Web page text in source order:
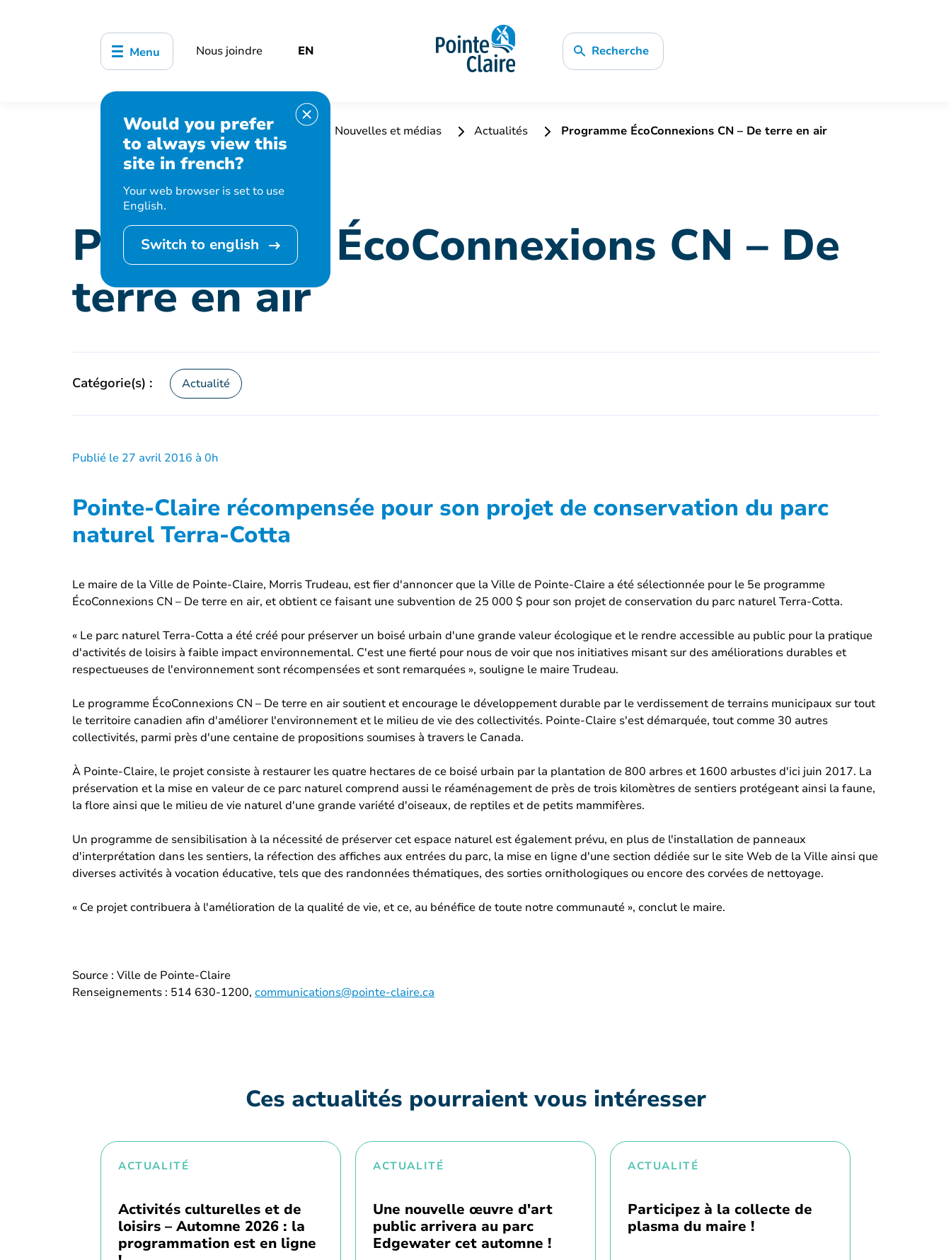
Menu Nous joindre EN Recherche
Would you prefer
to always view this
site in french?
Your web browser is set to use
English.
Switch to english
Accueil Organisation municipale Nouvelles et médias Actualités Programme ÉcoConnexions CN – De terre en air
Programme ÉcoConnexions CN – De
terre en air
Catégorie(s) : Actualité
Publié le 27 avril 2016 à 0h
Pointe-Claire récompensée pour son projet de conservation du parc
naturel Terra-Cotta
Le maire de la Ville de Pointe-Claire, Morris Trudeau, est fier d'annoncer que la Ville de Pointe-Claire a été sélectionnée pour le 5e programme
ÉcoConnexions CN – De terre en air, et obtient ce faisant une subvention de 25 000 $ pour son projet de conservation du parc naturel Terra-Cotta.
« Le parc naturel Terra-Cotta a été créé pour préserver un boisé urbain d'une grande valeur écologique et le rendre accessible au public pour la pratique
d'activités de loisirs à faible impact environnemental. C'est une fierté pour nous de voir que nos initiatives misant sur des améliorations durables et
respectueuses de l'environnement sont récompensées et sont remarquées », souligne le maire Trudeau.
Le programme ÉcoConnexions CN – De terre en air soutient et encourage le développement durable par le verdissement de terrains municipaux sur tout
le territoire canadien afin d'améliorer l'environnement et le milieu de vie des collectivités. Pointe-Claire s'est démarquée, tout comme 30 autres
collectivités, parmi près d'une centaine de propositions soumises à travers le Canada.
À Pointe-Claire, le projet consiste à restaurer les quatre hectares de ce boisé urbain par la plantation de 800 arbres et 1600 arbustes d'ici juin 2017. La
préservation et la mise en valeur de ce parc naturel comprend aussi le réaménagement de près de trois kilomètres de sentiers protégeant ainsi la faune,
la flore ainsi que le milieu de vie naturel d'une grande variété d'oiseaux, de reptiles et de petits mammifères.
Un programme de sensibilisation à la nécessité de préserver cet espace naturel est également prévu, en plus de l'installation de panneaux
d'interprétation dans les sentiers, la réfection des affiches aux entrées du parc, la mise en ligne d'une section dédiée sur le site Web de la Ville ainsi que
diverses activités à vocation éducative, tels que des randonnées thématiques, des sorties ornithologiques ou encore des corvées de nettoyage.
« Ce projet contribuera à l'amélioration de la qualité de vie, et ce, au bénéfice de toute notre communauté », conclut le maire.
Source : Ville de Pointe-Claire
Renseignements : 514 630-1200, communications@pointe-claire.ca
Ces actualités pourraient vous intéresser
ACTUALITÉ
Activités culturelles et de
loisirs – Automne 2026 : la
programmation est en ligne
ACTUALITÉ
Une nouvelle œuvre d'art
public arrivera au parc
Edgewater cet automne !
ACTUALITÉ
Participez à la collecte de
plasma du maire !